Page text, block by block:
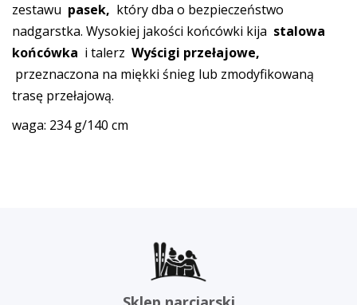
zestawu pasek, który dba o bezpieczeństwo
nadgarstka. Wysokiej jakości końcówki kija stalowa
końcówka i talerz Wyścigi przełajowe,
przeznaczona na miękki śnieg lub zmodyfikowaną
trasę przełajową.
waga: 234 g/140 cm